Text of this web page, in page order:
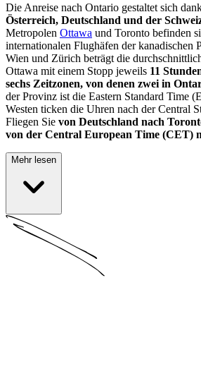
Die Anreise nach Ontario gestaltet sich
Österreich, Deutschland und der
Metropolen Ottawa und Toronto befinden
internationalen Flughäfen der kanadischen
Wien und Zürich beträgt die
Ottawa mit einem Stopp jeweils 11
sechs Zeitzonen, von denen zwei in
der Provinz ist die Eastern Standard Time
Westen ticken die Uhren nach der Central
Fliegen Sie von Deutschland nach
von der Central European Time (CET)
Mehr lesen